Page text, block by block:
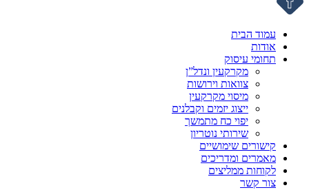
עמוד הבית
אודות
תחומי עיסוק
מקרקעין ונדל”ן
צוואות וירושות
מיסוי מקרקעין
ייצוג יזמים וקבלנים
יפוי כח מתמשך
שירותי נוטריון
קישורים שימושיים
מאמרים ומדריכים
לקוחות ממליצים
צור קשר